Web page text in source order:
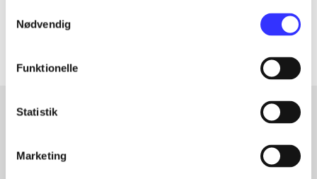
Nødvendig
Funktionelle
Statistik
Marketing
Artiklerne i
Fra